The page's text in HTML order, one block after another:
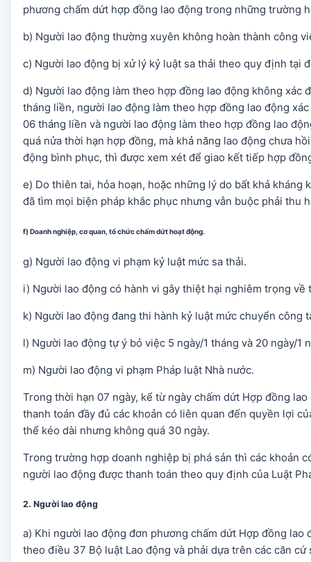
phương chấm dứt hợp đồng lao động trong những trường
b) Người lao động thường xuyên không hoàn thành công
c) Người lao động bị xử lý kỷ luật sa thải theo quy định tại
d) Người lao động làm theo hợp đồng lao động không xác
tháng liền, người lao động làm theo hợp đồng lao động
06 tháng liền và người lao động làm theo hợp đồng lao
quá nửa thời hạn hợp đồng, mà khả năng lao động chưa
động bình phục, thì được xem xét để giao kết tiếp hợp
e) Do thiên tai, hỏa hoạn, hoặc những lý do bất khả kháng
đã tìm mọi biện pháp khắc phục nhưng vẫn buộc phải thu
f) Doanh nghiệp, cơ quan, tổ chức chấm dứt hoạt động.
g) Người lao động vi phạm kỷ luật mức sa thải.
i) Người lao động có hành vi gây thiệt hại nghiêm trọng về
k) Người lao động đang thi hành kỷ luật mức chuyển công
l) Người lao động tự ý bỏ việc 5 ngày/1 tháng và 20 ngày/1
m) Người lao động vi phạm Pháp luật Nhà nước.
Trong thời hạn 07 ngày, kể từ ngày chấm dứt Hợp đồng
thanh toán đầy đủ các khoản có liên quan đến quyền lợi
thể kéo dài nhưng không quá 30 ngày.
Trong trường hợp doanh nghiệp bị phá sản thì các khoản
người lao động được thanh toán theo quy định của Luật
2. Người lao động
a) Khi người lao động đơn phương chấm dứt Hợp đồng
theo điều 37 Bộ luật Lao động và phải dựa trên các căn cứ